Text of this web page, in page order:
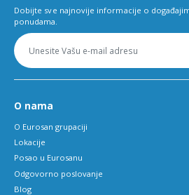
Dobijte sve najnovije informacije o
ponudama.
O nama
O Eurosan grupaciji
Lokacije
Posao u Eurosanu
Odgovorno poslovanje
Blog